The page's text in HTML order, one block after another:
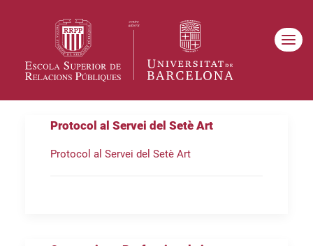
Protocol al Servei del Setè Art
Protocol al Servei del Setè Art